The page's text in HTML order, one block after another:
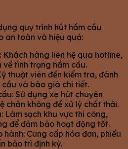
quy trình hút hầm cầu
an toàn và hiệu quả:
Khách hàng liên hệ qua hotline,
tình trạng hầm cầu.
thuật viên đến kiểm tra, đánh
và báo giá chi tiết.
Sử dụng xe hút chuyên
chân không để xử lý chất thải.
Làm sạch khu vực thi công,
để đảm bảo hoạt động tốt.
Cung cấp hóa đơn, phiếu
bảo trì định kỳ.